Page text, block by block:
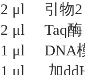
2 μl 引
2 μl
1 μl DNA
1 μl 加